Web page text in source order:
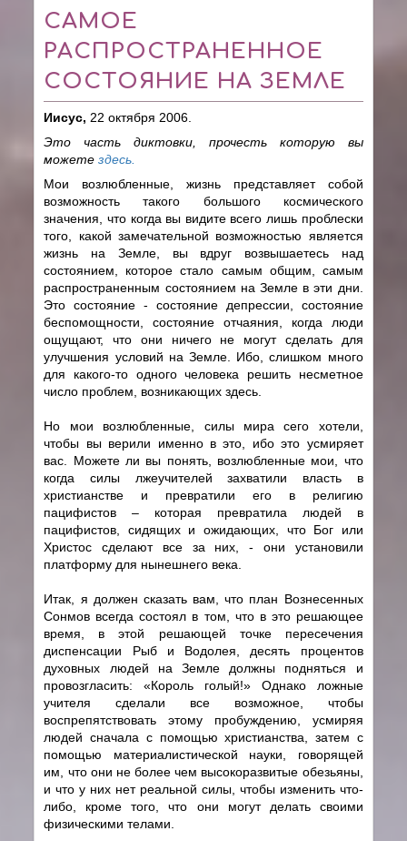
САМОЕ
РАСПРОСТРАНЕННОЕ
СОСТОЯНИЕ НА ЗЕМЛЕ
Иисус, 22 октября 2006.
Это часть диктовки, прочесть которую вы
можетездесь.
Мои возлюбленные, жизнь представляет собой
возможность такого большого космического
значения, что когда вы видите всего лишь проблески
того, какой замечательной возможностью является
жизнь на Земле, вы вдруг возвышаетесь над
состоянием, которое стало самым общим, самым
распространенным состоянием на Земле в эти дни.
Это состояние - состояние депрессии, состояние
беспомощности, состояние отчаяния, когда люди
ощущают, что они ничего не могут сделать для
улучшения условий на Земле. Ибо, слишком много
для какого-то одного человека решить несметное
число проблем, возникающих здесь.
Но мои возлюбленные, силы мира сего хотели,
чтобы вы верили именно в это, ибо это усмиряет
вас. Можете ли вы понять, возлюбленные мои, что
когда силы лжеучителей захватили власть в
христианстве и превратили его в религию
пацифистов – которая превратила людей в
пацифистов, сидящих и ожидающих, что Бог или
Христос сделают все за них, - они установили
платформу для нынешнего века.
Итак, я должен сказать вам, что план Вознесенных
Сонмов всегда состоял в том, что в это решающее
время, в этой решающей точке пересечения
диспенсации Рыб и Водолея, десять процентов
духовных людей на Земле должны подняться и
провозгласить: «Король голый!» Однако ложные
учителя сделали все возможное, чтобы
воспрепятствовать этому пробуждению, усмиряя
людей сначала с помощью христианства, затем с
помощью материалистической науки, говорящей
им, что они не более чем высокоразвитые обезьяны,
и что у них нет реальной силы, чтобы изменить что-
либо, кроме того, что они могут делать своими
физическими телами.